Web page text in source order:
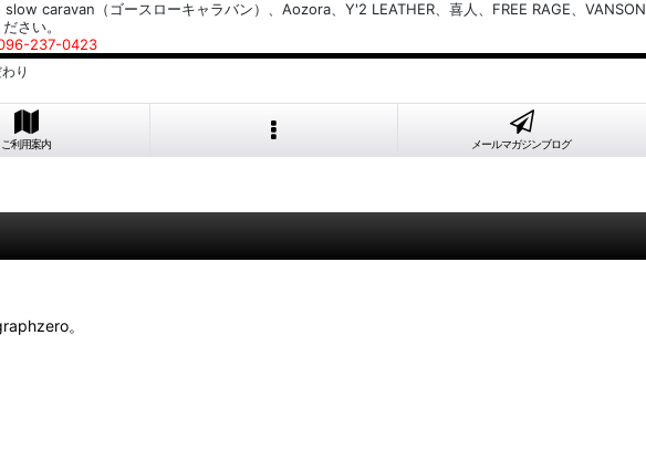
caravan（ゴースローキャラバン）、Aozora、Y'2 LEATHER、喜人、FREE RAGE、VANSON
さい。
096-237-0423
り
ご利用案内 メールマガジンブログ
。